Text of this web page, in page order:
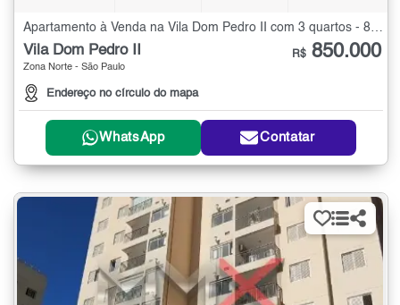
Vila Dom Pedro II
Zona Norte - São Paulo
Endereço no círculo do mapa
R$ 850.000
WhatsApp Contatar